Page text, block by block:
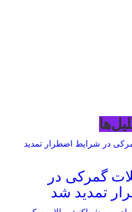
گمرکی در
تمدید شد